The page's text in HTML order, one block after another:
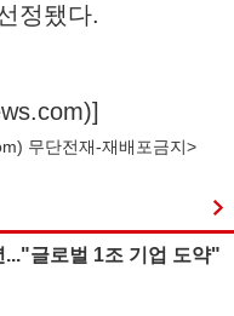
정됐다.
)]
) 무단전재-재배포금지>
..."글로벌 1조 기업 도약"